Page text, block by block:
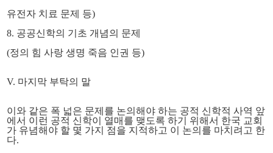
유전자 치료 문제 등)
8. 공공신학의 기초 개념의 문제
(정의 힘 사랑 생명 죽음 인권 등)
V. 마지막 부탁의 말
이와 같은 폭 넓은 문제를 논의해야 하는 공적 신학적 사역 앞
에서 이런 공적 신학이 열매를 맺도록 하기 위해서 한국 교회
가 유념해야 할 몇 가지 점을 지적하고 이 논의를 마치려고 한
다.